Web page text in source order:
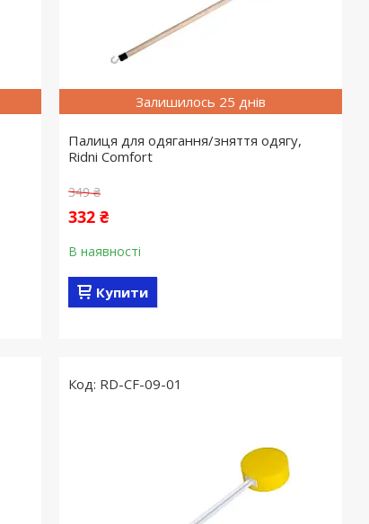
Залишилось 25 днів
Палиця для одягання/зняття одягу,
Ridni Comfort
349 ₴
332 ₴
В наявності
Купити
RD-CF-09-01